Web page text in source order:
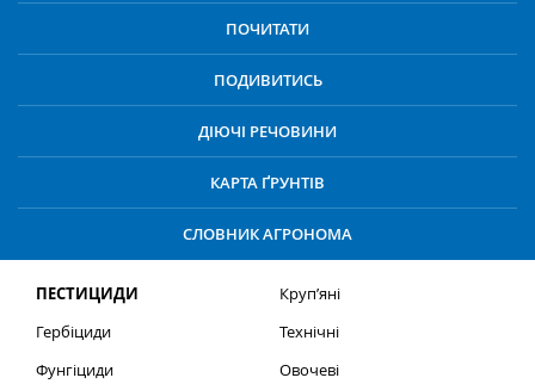
ПОЧИТАТИ
ПОДИВИТИСЬ
ДІЮЧІ РЕЧОВИНИ
КАРТА ҐРУНТІВ
СЛОВНИК АГРОНОМА
ПЕСТИЦИДИ
Гербіциди
Фунгіциди
Круп’яні
Технічні
Овочеві